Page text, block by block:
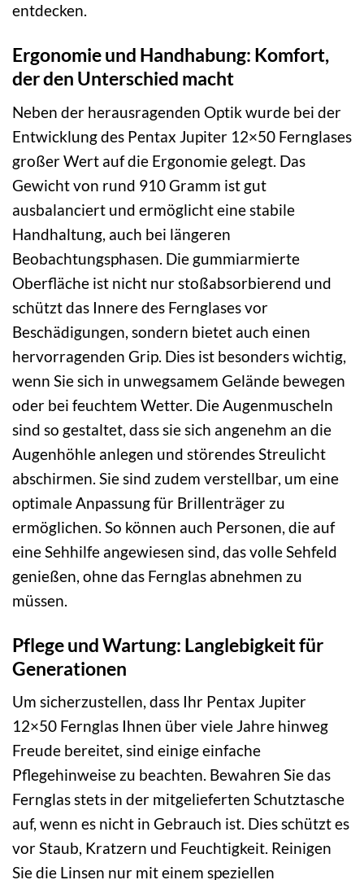
entdecken.
Ergonomie und Handhabung: Komfort,
der den Unterschied macht
Neben der herausragenden Optik wurde bei der
Entwicklung des Pentax Jupiter 12×50 Fernglases
großer Wert auf die Ergonomie gelegt. Das
Gewicht von rund 910 Gramm ist gut
ausbalanciert und ermöglicht eine stabile
Handhaltung, auch bei längeren
Beobachtungsphasen. Die gummiarmierte
Oberfläche ist nicht nur stoßabsorbierend und
schützt das Innere des Fernglases vor
Beschädigungen, sondern bietet auch einen
hervorragenden Grip. Dies ist besonders wichtig,
wenn Sie sich in unwegsamem Gelände bewegen
oder bei feuchtem Wetter. Die Augenmuscheln
sind so gestaltet, dass sie sich angenehm an die
Augenhöhle anlegen und störendes Streulicht
abschirmen. Sie sind zudem verstellbar, um eine
optimale Anpassung für Brillenträger zu
ermöglichen. So können auch Personen, die auf
eine Sehhilfe angewiesen sind, das volle Sehfeld
genießen, ohne das Fernglas abnehmen zu
müssen.
Pflege und Wartung: Langlebigkeit für
Generationen
Um sicherzustellen, dass Ihr Pentax Jupiter
12×50 Fernglas Ihnen über viele Jahre hinweg
Freude bereitet, sind einige einfache
Pflegehinweise zu beachten. Bewahren Sie das
Fernglas stets in der mitgelieferten Schutztasche
auf, wenn es nicht in Gebrauch ist. Dies schützt es
vor Staub, Kratzern und Feuchtigkeit. Reinigen
Sie die Linsen nur mit einem speziellen